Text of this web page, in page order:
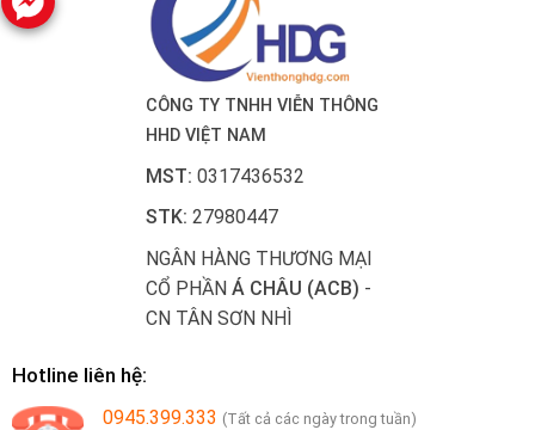
CÔNG TY TNHH VIỄN THÔNG
HHD VIỆT NAM
MST: 0317436532
STK: 27980447
NGÂN HÀNG THƯƠNG MẠI
CỔ PHẦN Á CHÂU (ACB) -
CN TÂN SƠN NHÌ
Hotline liên hệ:
0945.399.333 (Tất cả các ngày trong tuần)